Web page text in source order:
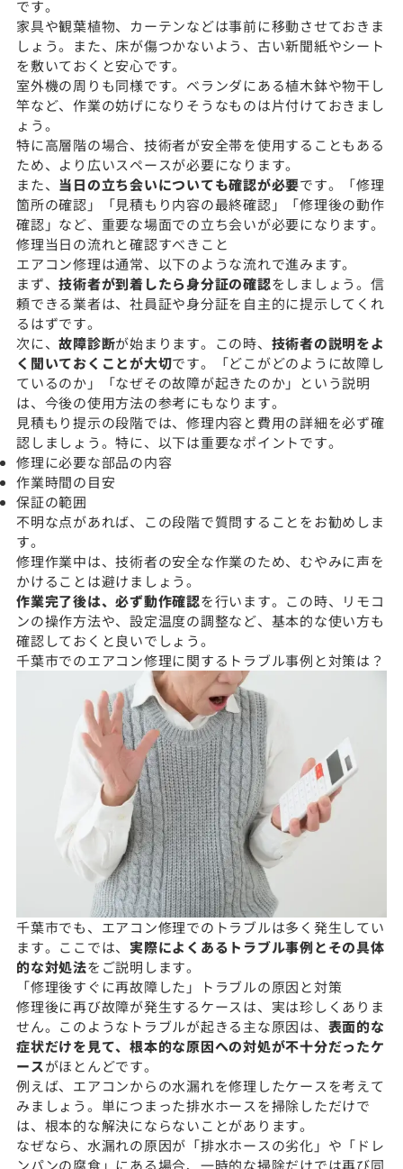
です。
家具や観葉植物、カーテンなどは事前に移動させておきま
しょう。また、床が傷つかないよう、古い新聞紙やシート
を敷いておくと安心です。
室外機の周りも同様です。ベランダにある植木鉢や物干し
竿など、作業の妨げになりそうなものは片付けておきまし
ょう。
特に高層階の場合、技術者が安全帯を使用することもある
ため、より広いスペースが必要になります。
また、 当日の立ち会いについても確認が必要です。「修理
箇所の確認」「見積もり内容の最終確認」「修理後の動作
確認」など、重要な場面での立ち会いが必要になります。
修理当日の流れと確認すべきこと
エアコン修理は通常、以下のような流れで進みます。
まず、技術者が到着したら身分証の確認をしましょう。信
頼できる業者は、社員証や身分証を自主的に提示してくれ
るはずです。
次に、故障診断が始まります。この時、 技術者の説明をよ
く聞いておくことが大切です。「どこがどのように故障し
ているのか」「なぜその故障が起きたのか」という説明
は、今後の使用方法の参考にもなります。
見積もり提示の段階では、修理内容と費用の詳細を必ず確
認しましょう。特に、以下は重要なポイントです。
修理に必要な部品の内容
作業時間の目安
保証の範囲
不明な点があれば、この段階で質問することをお勧めしま
す。
修理作業中は、技術者の安全な作業のため、むやみに声を
かけることは避けましょう。
作業完了後は、必ず動作確認を行います。この時、リモコ
ンの操作方法や、設定温度の調整など、基本的な使い方も
確認しておくと良いでしょう。
千葉市でのエアコン修理に関するトラブル事例と対策は？
千葉市でも、エアコン修理でのトラブルは多く発生してい
ます。ここでは、 実際によくあるトラブル事例とその具体
的な対処法をご説明します。
「修理後すぐに再故障した」トラブルの原因と対策
修理後に再び故障が発生するケースは、実は珍しくありま
せん。このようなトラブルが起きる主な原因は、 表面的な
症状だけを見て、根本的な原因への対処が不十分だったケ
ースがほとんどです。
例えば、エアコンからの水漏れを修理したケースを考えて
みましょう。単につまった排水ホースを掃除しただけで
は、根本的な解決にならないことがあります。
なぜなら、水漏れの原因が「排水ホースの劣化」や「ドレ